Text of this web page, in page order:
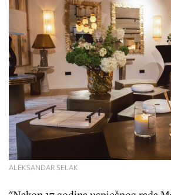
ALEKSANDAR SELAK